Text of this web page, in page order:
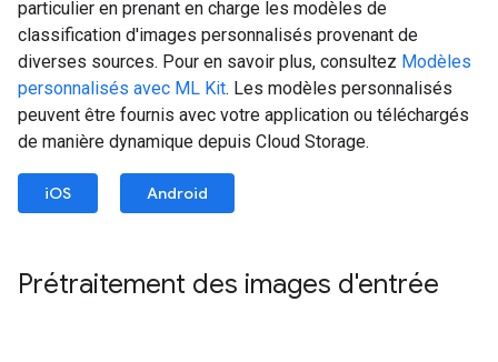
particulier en prenant en charge les modèles de
classification d'images personnalisés provenant de
diverses sources. Pour en savoir plus, consultez Modèles
personnalisés avec ML Kit. Les modèles personnalisés
peuvent être fournis avec votre application ou téléchargés
de manière dynamique depuis Cloud Storage.
iOS Android
Prétraitement des images d'entrée